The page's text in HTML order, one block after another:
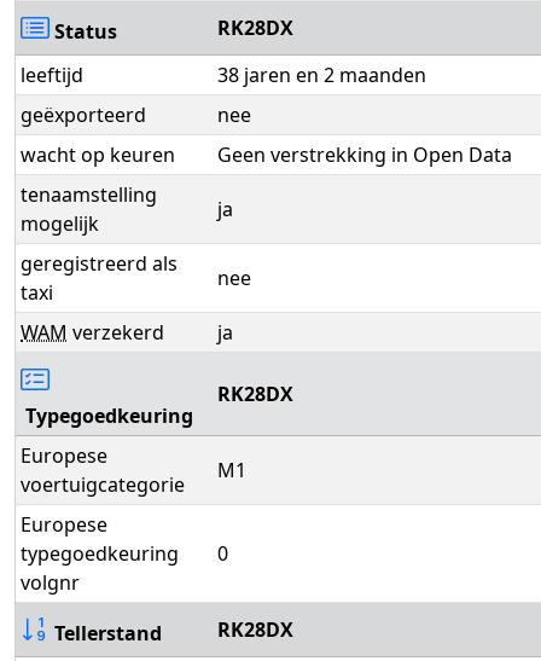
Status
RK28DX
leeftijd
38 jaren en 2 maanden
geëxporteerd
nee
wacht op keuren
Geen verstrekking in Open Data
tenaamstelling
mogelijk
ja
geregistreerd als
taxi
nee
WAM verzekerd ja
Typegoedkeuring
RK28DX
Europese
voertuigcategorie
M1
Europese
typegoedkeuring
volgnr
0
Tellerstand
RK28DX